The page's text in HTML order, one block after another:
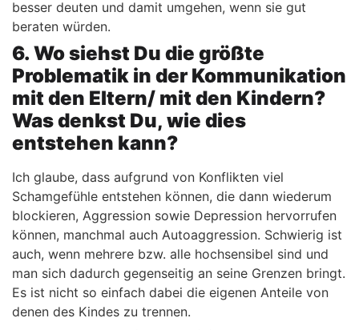
besser deuten und damit umgehen, wenn sie gut
beraten würden.
6. Wo siehst Du die größte
Problematik in der Kommunikation
mit den Eltern/ mit den Kindern?
Was denkst Du, wie dies
entstehen kann?
Ich glaube, dass aufgrund von Konflikten viel
Schamgefühle entstehen können, die dann wiederum
blockieren, Aggression sowie Depression hervorrufen
können, manchmal auch Autoaggression. Schwierig ist
auch, wenn mehrere bzw. alle hochsensibel sind und
man sich dadurch gegenseitig an seine Grenzen bringt.
Es ist nicht so einfach dabei die eigenen Anteile von
denen des Kindes zu trennen.